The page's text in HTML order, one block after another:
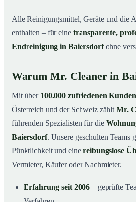
Alle Reinigungsmittel, Geräte und die
enthalten – für eine transparente,
Endreinigung in Baiersdorfohne
Warum Mr. Cleaner in
Mit über 100.000 zufriedenen Kunden
Österreich und der Schweiz zählt Mr.
führenden Spezialisten für die
Baiersdorf. Unsere geschulten Teams
Pünktlichkeit und eine reibungslose
Vermieter, Käufer oder Nachmieter.
Erfahrung seit 2006 – geprüfte